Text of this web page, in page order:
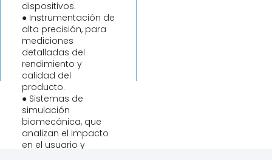
dispositivos.
● Instrumentación de
alta precisión, para
mediciones
detalladas del
rendimiento y
calidad del
producto.
● Sistemas de
simulación
biomecánica, que
analizan el impacto
en el usuario y